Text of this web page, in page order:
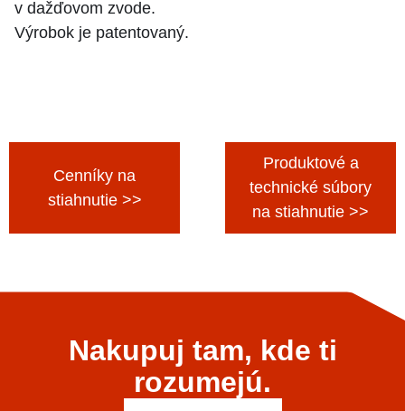
v dažďovom zvode.
Výrobok je patentovaný.
Cenníky na
stiahnutie >>
Produktové a
technické súbory
na stiahnutie >>
Nakupuj tam, kde ti
rozumejú.